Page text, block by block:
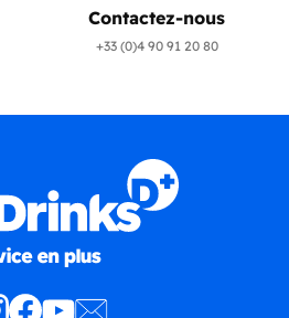
Contactez-nous
+33 (0)4 90 91 20 80